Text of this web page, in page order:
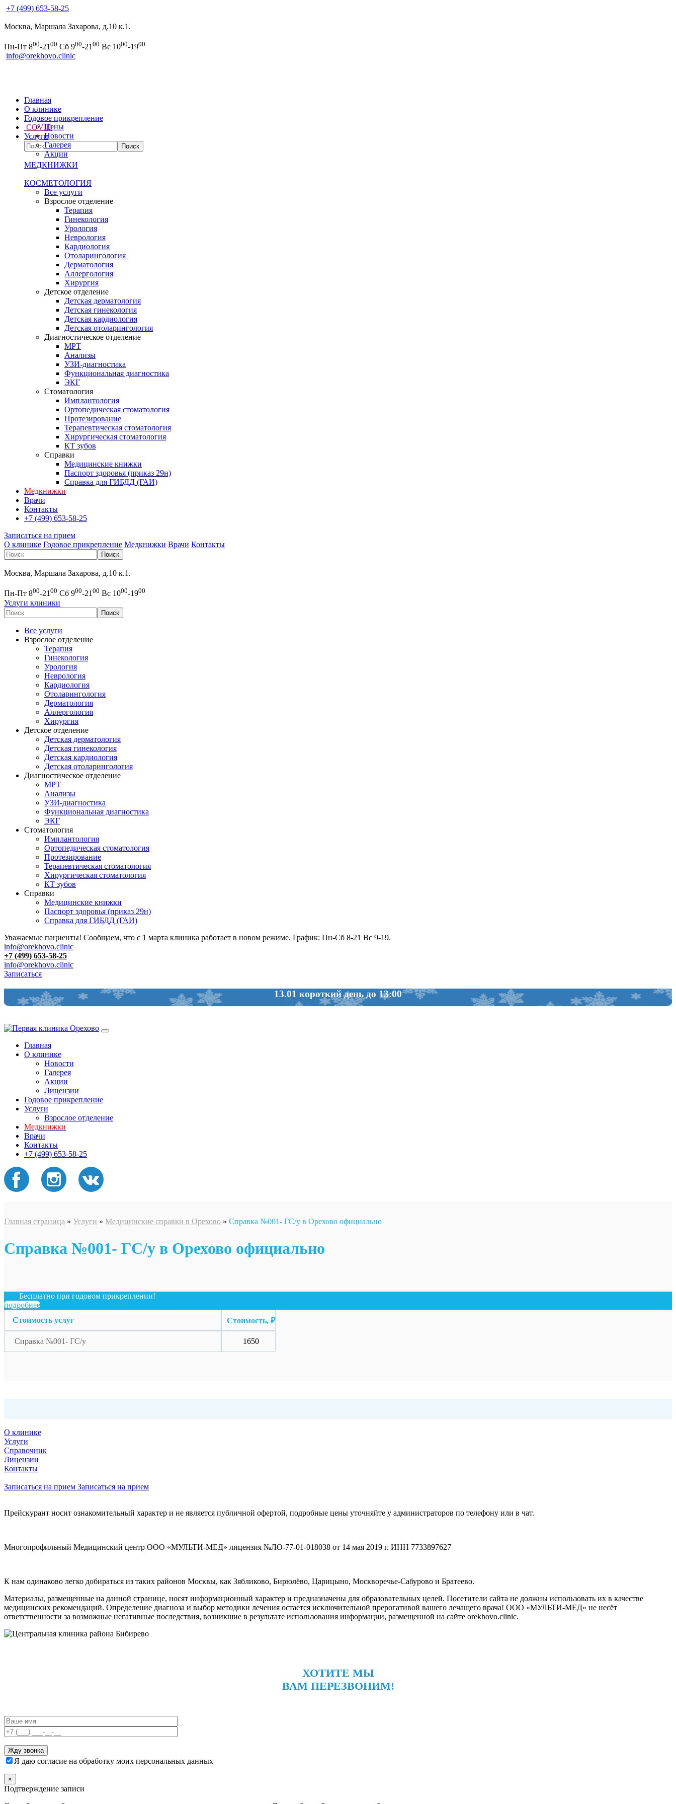
+7 (499) 653-58-25
Москва, Маршала Захарова, д.10 к.1.
Пн-Пт 800-21 00 Сб 900-21 00 Вс 1000-1900
info@orekhovo.clinic
Главная
О клинике
Цены
Новости
Галерея
Акции
Годовое прикрепление
COVID
Услуги
МЕДКНИЖКИ
КОСМЕТОЛОГИЯ
Все услуги
Взрослое отделение
Терапия
Гинекология
Урология
Неврология
Кардиология
Отоларингология
Дерматология
Аллергология
Хирургия
Детское отделение
Детская дерматология
Детская гинекология
Детская кардиология
Детская отоларингология
Диагностическое отделение
МРТ
Анализы
УЗИ-диагностика
Функциональная диагностика
ЭКГ
Стоматология
Имплантология
Ортопедическая стоматология
Протезирование
Терапевтическая стоматология
Хирургическая стоматология
КТ зубов
Справки
Медицинские книжки
Паспорт здоровья (приказ 29н)
Справка для ГИБДД (ГАИ)
Медкнижки
Врачи
Контакты
+7 (499) 653-58-25
Записаться на прием
О клинике Годовое прикрепление Медкнижки Врачи Контакты
Москва, Маршала Захарова, д.10 к.1.
Пн-Пт 800-2100 Сб 900-2100 Вс 1000-1900
Услуги клиники
Все услуги
Взрослое отделение
Терапия
Гинекология
Урология
Неврология
Кардиология
Отоларингология
Дерматология
Аллергология
Хирургия
Детское отделение
Детская дерматология
Детская гинекология
Детская кардиология
Детская отоларингология
Диагностическое отделение
МРТ
Анализы
УЗИ-диагностика
Функциональная диагностика
ЭКГ
Стоматология
Имплантология
Ортопедическая стоматология
Протезирование
Терапевтическая стоматология
Хирургическая стоматология
КТ зубов
Справки
Медицинские книжки
Паспорт здоровья (приказ 29н)
Справка для ГИБДД (ГАИ)
Уважаемые пациенты! Сообщаем, что с 1 марта клиника работает в новом режиме. График: Пн-Сб 8-21 Вс 9-19.
info@orekhovo.clinic
+7 (499) 653-58-25
info@orekhovo.clinic
Записаться
к
содержанию
13.01 короткий день до 13:00
Главная
О клинике
Новости
Галерея
Акции
Лицензии
Годовое прикрепление
Услуги
Взрослое отделение
Медкнижки
Врачи
Контакты
+7 (499) 653-58-25
Главная страница » Услуги » Медицинские справки в Орехово » Справка №001- ГС/у в Орехово официально
Справка №001- ГС/у в Орехово официально
Бесплатно при годовом прикреплении!
подробнее
Стоимость услуг
Стоимость, ₽
Справка №001- ГС/у 1650
О клинике
Услуги
Справочник
Лицензии
Контакты
Записаться на прием Записаться на прием
Прейскурант носит ознакомительный характер и не является публичной офертой, подробные цены уточняйте у администраторов по телефону или в чат.
Многопрофильный Медицинский центр ООО «МУЛЬТИ-МЕД» лицензия №ЛО-77-01-018038 от 14 мая 2019 г. ИНН 7733897627
К нам одинаково легко добираться из таких районов Москвы, как Зябликово, Бирюлёво, Царицыно, Москворечье-Сабурово и Братеево.
Материалы, размещенные на данной странице, носят информационный характер и предназначены для образовательных целей. Посетители сайта не должны использовать их в качестве
медицинских рекомендаций. Определение диагноза и выбор методики лечения остается исключительной прерогативой вашего лечащего врача! ООО «МУЛЬТИ-МЕД» не несёт
ответственности за возможные негативные последствия, возникшие в результате использования информации, размещенной на сайте orekhovo.clinic.
ХОТИТЕ МЫ
ВАМ ПЕРЕЗВОНИМ!
Я даю согласие на обработку моих персональных данных
×
Подтверждение записи